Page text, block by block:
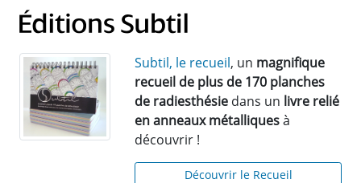
Subtil, le recueil, un magnifique
recueil de plus de 170 planches
de radiesthésie dans un livre relié
en anneaux métalliquesà
découvrir !
Découvrir le Recueil